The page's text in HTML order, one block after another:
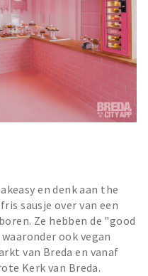
en denk aan the
sausje over van een
Ze hebben de "good
ook vegan
van Breda en vanaf
Kerk van Breda.